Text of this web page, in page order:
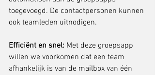
toegevoegd. De contactpersonen kunnen
ook teamleden uitnodigen.
Efficiënt en snel: Met deze groepsapp
willen we voorkomen dat een team
afhankelijk is van de mailbox van één